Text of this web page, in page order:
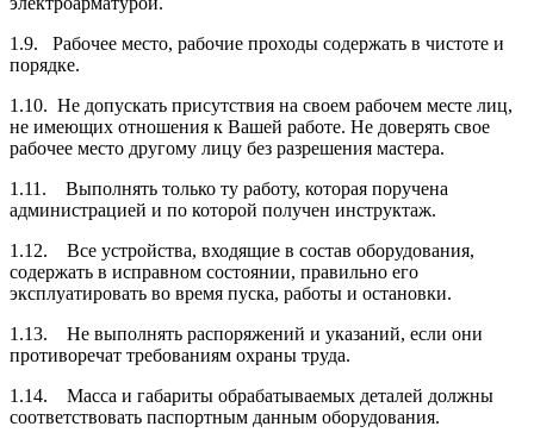
1.9. Рабочее место, рабочие проходы содержать в чистоте и
порядке.
1.10. Не допускать присутствия на своем рабочем месте лиц,
не имеющих отношения к Вашей работе. Не доверять свое
рабочее место другому лицу без разрешения мастера.
1.11. Выполнять только ту работу, которая поручена
администрацией и по которой получен инструктаж.
1.12. Все устройства, входящие в состав оборудования,
содержать в исправном со­стоянии, правильно его
эксплуатировать во время пуска, работы и остановки.
1.13. Не выполнять распоряжений и указаний, если они
противоречат требованиям охраны труда.
1.14. Масса и габариты обрабатываемых деталей должны
соответствовать паспорт­ным данным оборудования.